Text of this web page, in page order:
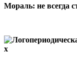
Мораль: не всегда